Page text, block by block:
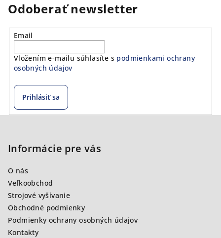
Odoberať newsletter
Email
Vložením e-mailu súhlasíte s podmienkami ochrany
osobných údajov
Prihlásiť sa
Informácie pre vás
O nás
Veľkoobchod
Strojové vyšívanie
Obchodné podmienky
Podmienky ochrany osobných údajov
Kontakty